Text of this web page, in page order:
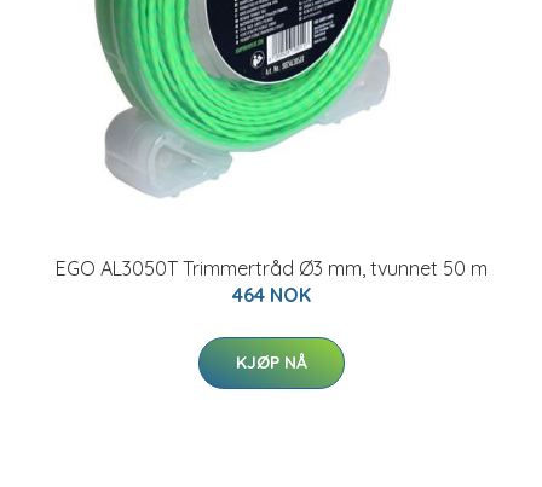
EGO AL3050T Trimmertråd Ø3 mm, tvunnet 50 m
464 NOK
KJØP NÅ